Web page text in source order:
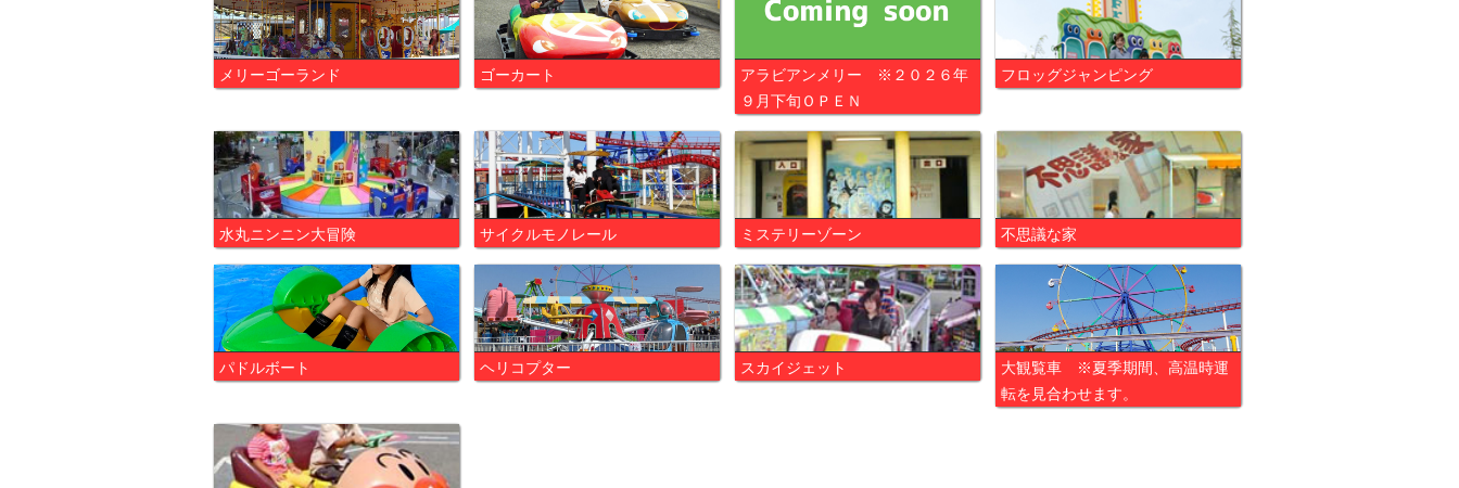
メリーゴーランド ゴーカート
アラビアンメリー ※２０２６年
９月下旬ＯＰＥＮ
フロッグジャンピング
水丸ニンニン大冒険 サイクルモノレール ミステリーゾーン 不思議な家
パドルボート ヘリコプター スカイジェット
大観覧車 ※夏季期間、高温時運
転を見合わせます。